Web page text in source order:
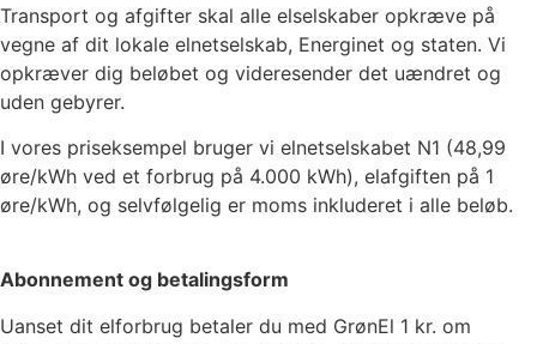
Transport og afgifter skal alle elselskaber opkræve på
vegne af dit lokale elnetselskab, Energinet og staten. Vi
opkræver dig beløbet og videresender det uændret og
uden gebyrer.
I vores priseksempel bruger vi elnetselskabet N1 (48,99
øre/kWh ved et forbrug på 4.000 kWh), elafgiften på 1
øre/kWh, og selvfølgelig er moms inkluderet i alle beløb.
Abonnement og betalingsform
Uanset dit elforbrug betaler du med GrønEl 1 kr. om